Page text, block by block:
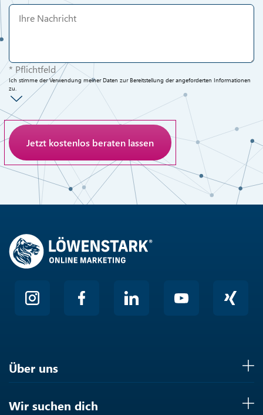
* Pflichtfeld
Ich stimme der Verwendung meiner Daten zur Bereitstellung der angeforderten Informationen
zu.
Anti-Roboter-Verifizierung
Hier klicken
Über uns
Wir suchen dich